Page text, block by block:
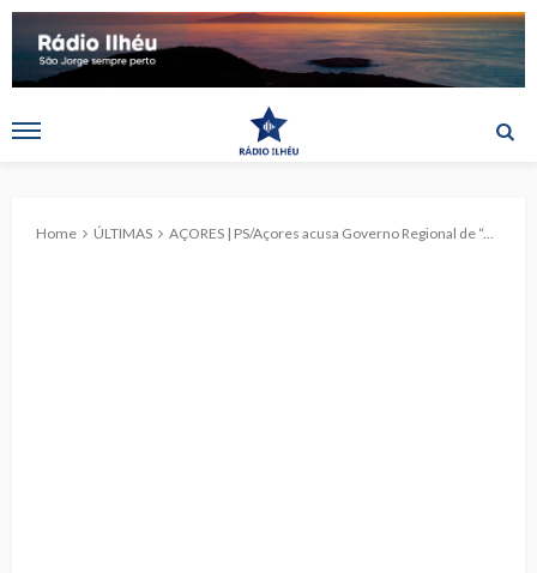
Home ÚLTIMAS AÇORES | PS/Açores acusa Governo Regional de “esconder” acesso aos apoios do Plano de Recuperação e Resiliência e prejudicar empresas regionais.